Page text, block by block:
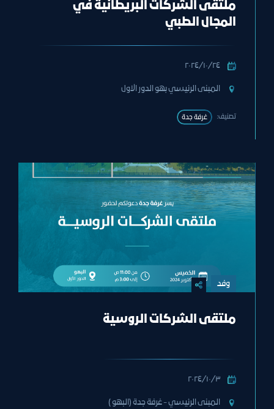
ملتقى الشركات البريطانية في
المجال الطبي
٢٤‏/١٠‏/٢٠٢٤
المبنى الرئيسي بهو الدور الاول
تصنيف: غرفة جدة
وفد
ملتقى الشركات الروسية
٣‏/١٠‏/٢٠٢٤
المبنى الرئيسي - غرفة جدة (البهو )